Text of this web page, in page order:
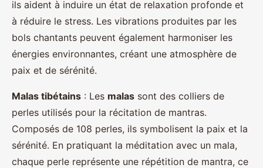
ils aident à induire un état de relaxation profonde et
à réduire le stress. Les vibrations produites par les
bols chantants peuvent également harmoniser les
énergies environnantes, créant une atmosphère de
paix et de sérénité.
Malas tibétains : Les malas sont des colliers de
perles utilisés pour la récitation de mantras.
Composés de 108 perles, ils symbolisent la paix et la
sérénité. En pratiquant la méditation avec un mala,
chaque perle représente une répétition de mantra, ce